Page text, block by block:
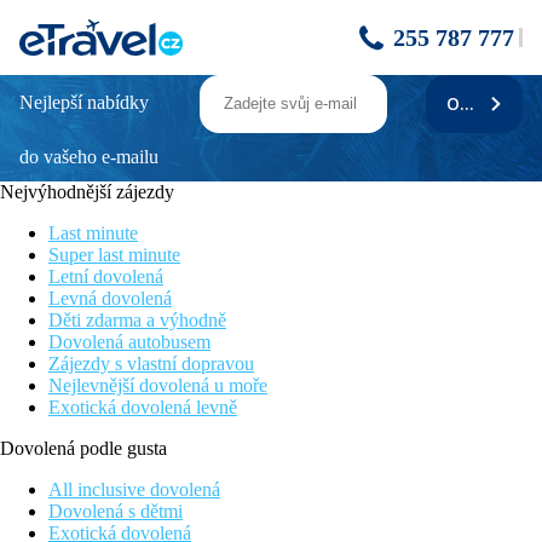
255 787 777
DORISOL FLORASOL
Poloha
Na hlavní třídě Estrada Monumental, podél níž lze dojít
zastávka v blízkosti). Mořské pobřeží s krásnou promenádou
vedoucí k veřejným koupalištím cca 300 m. V blízkém okolí
restaurace, bary, obchody, supermarket.
Vybavení
Vstupní hala s recepcí, restaurace, bar. Venku bazén a terasa s
lehátky a slunečníky zdarma, osušky oproti kauci.
Pokoje
Studio: koupelna/WC (vysoušeč vlasů), větrák, TV/sat., telefon,
trezor za poplatek, obývací prostor s kuchyňským koutem,
Ostatní typy pokojů
výše uvedené vybavení)
Nejlepší nabídky
do vašeho e-mailu
ODEBÍRAT
Nejvýhodnější zájezdy
Last minute
Super last minute
Letní dovolená
Levná dovolená
Děti zdarma a výhodně
Dovolená autobusem
Zájezdy s vlastní dopravou
Nejlevnější dovolená u moře
Exotická dovolená levně
Dovolená podle gusta
All inclusive dovolená
Dovolená s dětmi
Exotická dovolená